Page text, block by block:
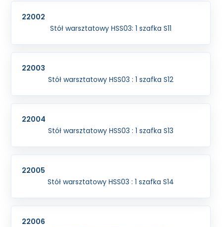
22002
Stół warsztatowy HSS03: 1 szafka S11
22003
Stół warsztatowy HSS03 : 1 szafka S12
22004
Stół warsztatowy HSS03 : 1 szafka S13
22005
Stół warsztatowy HSS03 : 1 szafka S14
22006